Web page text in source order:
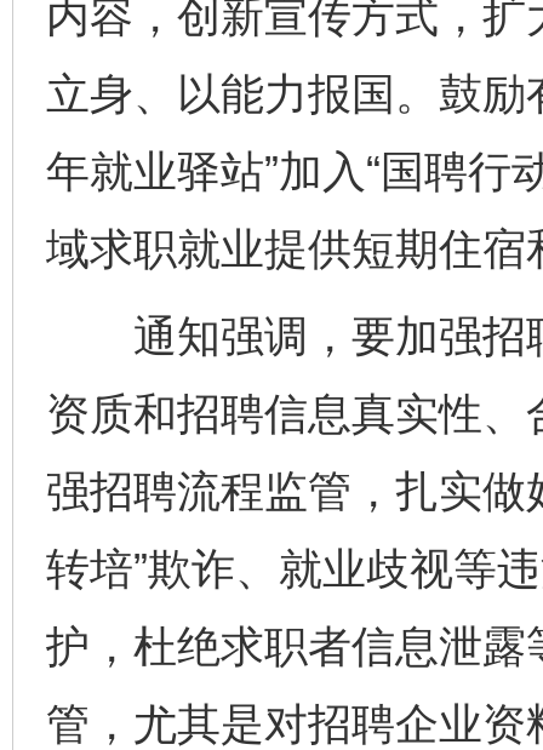
内容，创新宣传方式，
立身、以能力报国。鼓励
年就业驿站”加入“国聘行
域求职就业提供短期住
通知强调，要加强招
资质和招聘信息真实性
强招聘流程监管，扎实做
转培”欺诈、就业歧视等
护，杜绝求职者信息泄
管，尤其是对招聘企业